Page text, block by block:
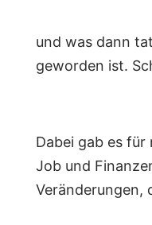
und was dann
geworden ist.
Dabei gab es für
Job und
Veränderungen,